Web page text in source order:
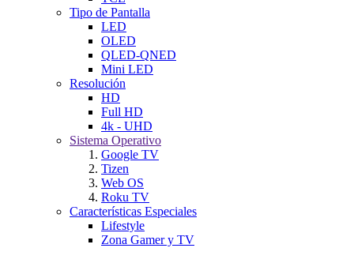
Tipo de Pantalla
LED
OLED
QLED-QNED
Mini LED
Resolución
HD
Full HD
4k - UHD
Sistema Operativo
Google TV
Tizen
Web OS
Roku TV
Características Especiales
Lifestyle
Zona Gamer y TV